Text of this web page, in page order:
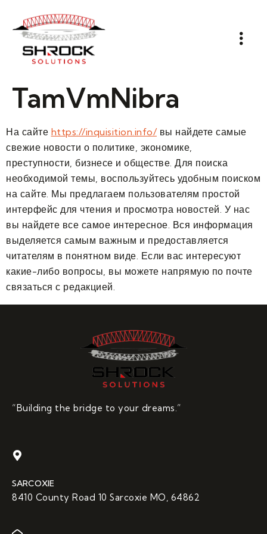
TamVmNibra
На сайте https://inquisition.info/вы найдете самые
свежие новости о политике, экономике,
преступности, бизнесе и обществе. Для поиска
необходимой темы, воспользуйтесь удобным поиском
на сайте. Мы предлагаем пользователям простой
интерфейс для чтения и просмотра новостей. У нас
вы найдете все самое интересное. Вся информация
выделяется самым важным и предоставляется
читателям в понятном виде. Если вас интересуют
какие-либо вопросы, вы можете напрямую по почте
связаться с редакцией.
“Building the bridge to your dreams.”
SARCOXIE
8410 County Road 10 Sarcoxie MO, 64862